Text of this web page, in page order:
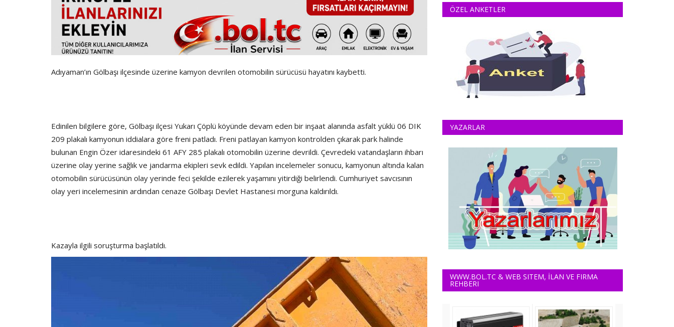
Adıyaman’ın Gölbaşı ilçesinde üzerine kamyon devrilen otomobilin sürücüsü hayatını kaybetti.
‎Edinilen bilgilere göre, Gölbaşı ilçesi Yukarı Çöplü köyünde devam eden bir inşaat alanında asfalt yüklü 06 DIK
209 plakalı kamyonun iddialara göre freni patladı. Freni patlayan kamyon kontrolden çıkarak park halinde
bulunan Engin Özer idaresindeki 61 AFY 285 plakalı otomobilin üzerine devrildi. Çevredeki vatandaşların ihbarı
üzerine olay yerine sağlık ve jandarma ekipleri sevk edildi. Yapılan incelemeler sonucu, kamyonun altında kalan
otomobilin sürücüsünün olay yerinde feci şekilde ezilerek yaşamını yitirdiği belirlendi. Cumhuriyet savcısının
olay yeri incelemesinin ardından cenaze Gölbaşı Devlet Hastanesi morguna kaldırıldı.
‎Kazayla ilgili soruşturma başlatıldı.
ÖZEL ANKETLER
YAZARLAR
WWW.BOL.TC & WEB SITEM, İLAN VE FIRMA
REHBERI